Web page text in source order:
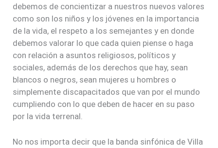
debemos de concientizar a nuestros nuevos valores
como son los niños y los jóvenes en la importancia
de la vida, el respeto a los semejantes y en donde
debemos valorar lo que cada quien piense o haga
con relación a asuntos religiosos, políticos y
sociales, además de los derechos que hay, sean
blancos o negros, sean mujeres u hombres o
simplemente discapacitados que van por el mundo
cumpliendo con lo que deben de hacer en su paso
por la vida terrenal.
No nos importa decir que la banda sinfónica de Villa